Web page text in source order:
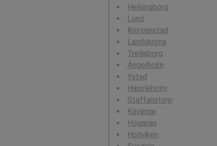
Helsingborg
Lund
Kristianstad
Landskrona
Trelleborg
Ängelholm
Ystad
Hässleholm
Staffanstorp
Kävlinge
Höganäs
Höllviken